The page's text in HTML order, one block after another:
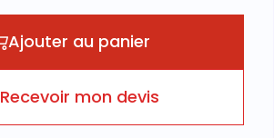
Ajouter au panier
Recevoir mon devis